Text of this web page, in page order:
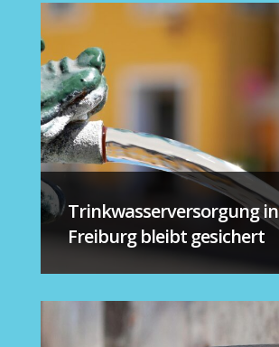
Trinkwasserversorgung in
Freiburg bleibt gesichert